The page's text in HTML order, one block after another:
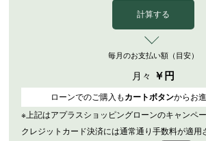
計算する
毎月のお支払い額（目安）
月々 ￥ 円
ローンでのご購入も カートボタンからお
※上記はアプラスショッピングローンのキャンペー
クレジットカード決済には通常通り手数料が適用